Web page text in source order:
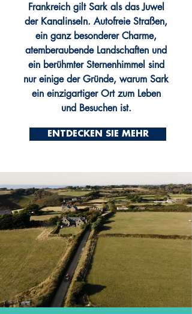
Frankreich gilt Sark als das Juwel
der Kanalinseln. Autofreie Straßen,
ein ganz besonderer Charme,
atemberaubende Landschaften und
ein berühmter Sternenhimmel sind
nur einige der Gründe, warum Sark
ein einzigartiger Ort zum Leben
und Besuchen ist.
ENTDECKEN SIE MEHR